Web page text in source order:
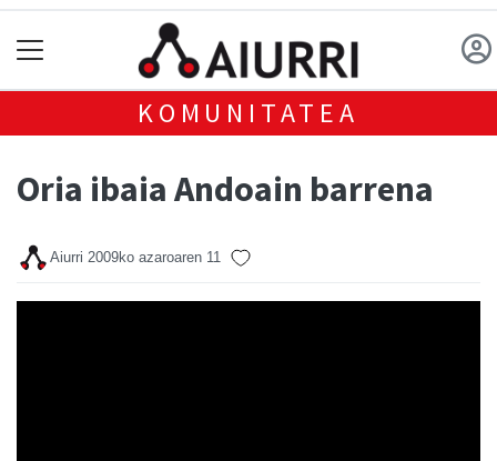
KOMUNITATEA
Oria ibaia Andoain barrena
Aiurri 2009ko azaroaren 11